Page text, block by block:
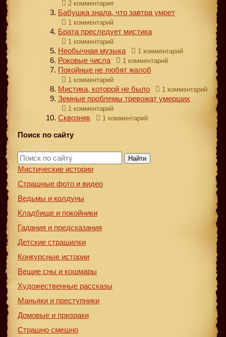
2 комментария
Бабушка знала, что завтра умрет
1 комментарий
Брата преследует мистика
1 комментарий
Необычная музыка 1 комментарий
Роковые числа 1 комментарий
Покойные не любят жалоб
1 комментарий
Мистика, которой не было 1 комментарий
Земные проблемы тревожат умерших
1 комментарий
Сквозняк 1 комментарий
Поиск по сайту
Найти
Мистические истории
Страшные фото и видео
Ведьмы и колдуны
Кладбище и покойники
Гадания и предсказания
Детские страшилки
Конкурсные истории
Вещие сны и кошмары
Художественные рассказы
Маньяки и преступники
Домовые и призраки
Страшно смешно